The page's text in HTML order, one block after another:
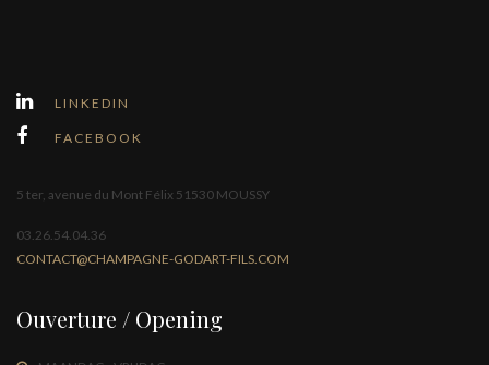
LINKEDIN
FACEBOOK
5 ter, avenue du Mont Félix 51530 MOUSSY
03.26.54.04.36
CONTACT@CHAMPAGNE-GODART-FILS.COM
Ouverture / Opening